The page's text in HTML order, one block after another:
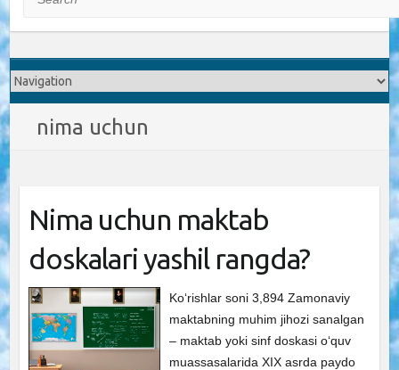
nima uchun
Nima uchun maktab
doskalari yashil rangda?
Ko‘rishlar soni 3,894 Zamonaviy
maktabning muhim jihozi sanalgan
– maktab yoki sinf doskasi o‘quv
muassasalarida XIX asrda paydo